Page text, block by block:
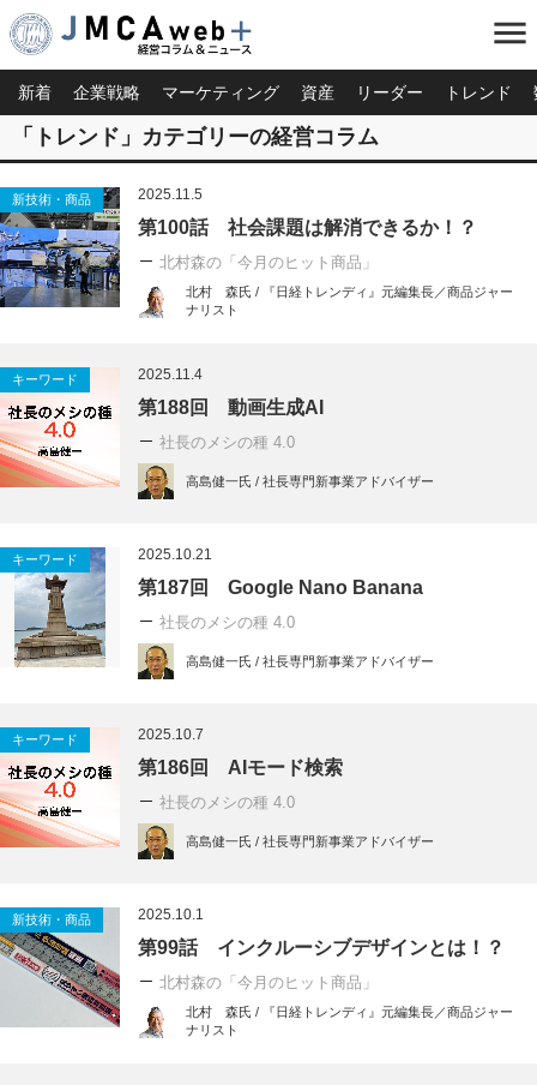
menu
新着 企業戦略 マーケティング 資産 リーダー トレンド
「トレンド」カテゴリーの経営コラム
新技術・商品 2025.11.5
第100話 社会課題は解消できるか！？
北村森の「今月のヒット商品」
北村 森氏 / 『日経トレンディ』元編集長／商品ジャー
ナリスト
キーワード 2025.11.4
第188回 動画生成AI
社長のメシの種 4.0
高島健一氏 / 社長専門新事業アドバイザー
キーワード 2025.10.21
第187回 Google Nano Banana
社長のメシの種 4.0
高島健一氏 / 社長専門新事業アドバイザー
キーワード 2025.10.7
第186回 AIモード検索
社長のメシの種 4.0
高島健一氏 / 社長専門新事業アドバイザー
新技術・商品 2025.10.1
第99話 インクルーシブデザインとは！？
北村森の「今月のヒット商品」
北村 森氏 / 『日経トレンディ』元編集長／商品ジャー
ナリスト